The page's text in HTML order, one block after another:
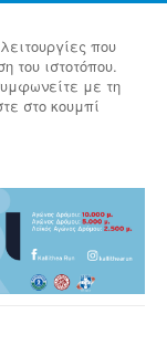
που
του ιστοτόπου.
με τη
στο κουμπί